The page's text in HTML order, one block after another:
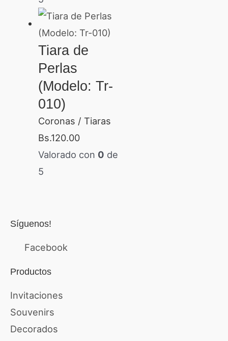
Tiara de
Perlas
(Modelo: Tr-
010)
Coronas / Tiaras
Bs.120.00
Valorado con 0 de
5
Síguenos!
Facebook
Productos
Invitaciones
Souvenirs
Decorados